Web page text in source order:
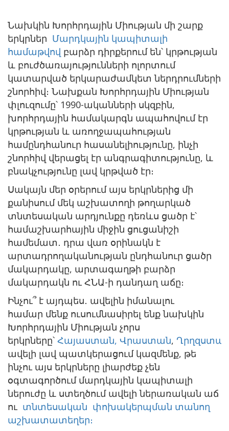
Նախկին Խորհրդային Միության մի շարք
երկրներ Մարդկային կապիտալի
համաթվով բարձր դիրքերում են՝ կրթության
և բուժծառայությունների ոլորտում
կատարված երկարաժամկետ ներդրումների
շնորհիվ։ Նախքան Խորհրդային Միության
փլուզումը՝ 1990-ականների սկզբին,
խորհրդային համակարգն ապահովում էր
կրթության և առողջապահության
համընդհանուր հասանելիությունը, ինչի
շնորհիվ վերացել էր անգրագիտությունը, և
բնակչությունը լավ կրթված էր։
Սակայն մեր օրերում այս երկրներից մի
քանիսում մեկ աշխատողի թողարկած
տնտեսական արդյունքը դեռևս ցածր է՝
համաշխարհային միջին ցուցանիշի
համեմատ․ դրա վառ օրինակն է
արտադրողականության ընդհանուր ցածր
մակարդակը, արտագաղթի բարձր
մակարդակն ու ՀՆԱ-ի դանդաղ աճը։
Ինչու՞ է այդպես․ ավելին իմանալու
համար մենք ուսումնասիրել ենք նախկին
Խորհրդային Միության չորս
երկրները՝ Հայաստան, Վրաստան,
ավելի լավ պատկերացում կազմենք, թե
ինչու այս երկրները լիարժեք չեն
օգտագործում մարդկային կապիտալի
ներուժը և ստեղծում ավելի ներառական աճ
ու տնտեսական փոխակերպման տանող
աշխատատեղեր։